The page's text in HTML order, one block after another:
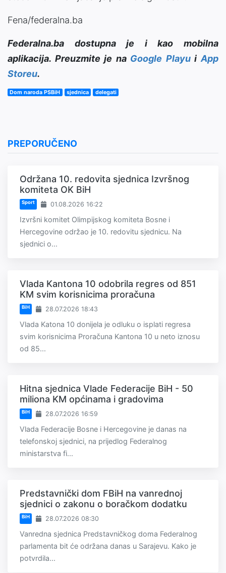
Fena/federalna.ba
Federalna.ba dostupna je i kao mobilna
aplikacija. Preuzmite je na Google PlayuiApp
Storeu.
Dom naroda PSBiH sjednica delegati
PREPORUČENO
Održana 10. redovita sjednica Izvršnog
komiteta OK BiH
Sport 01.08.2026 16:22
Izvršni komitet Olimpijskog komiteta Bosne i
Hercegovine održao je 10. redovitu sjednicu. Na
sjednici o...
Vlada Kantona 10 odobrila regres od 851
KM svim korisnicima proračuna
BiH 28.07.2026 18:43
Vlada Katona 10 donijela je odluku o isplati regresa
svim korisnicima Proračuna Kantona 10 u neto iznosu
od 85...
Hitna sjednica Vlade Federacije BiH - 50
miliona KM općinama i gradovima
BiH 28.07.2026 16:59
Vlada Federacije Bosne i Hercegovine je danas na
telefonskoj sjednici, na prijedlog Federalnog
ministarstva fi...
Predstavnički dom FBiH na vanrednoj
sjednici o zakonu o boračkom dodatku
BiH 28.07.2026 08:30
Vanredna sjednica Predstavničkog doma Federalnog
parlamenta bit će održana danas u Sarajevu. Kako je
potvrdila...